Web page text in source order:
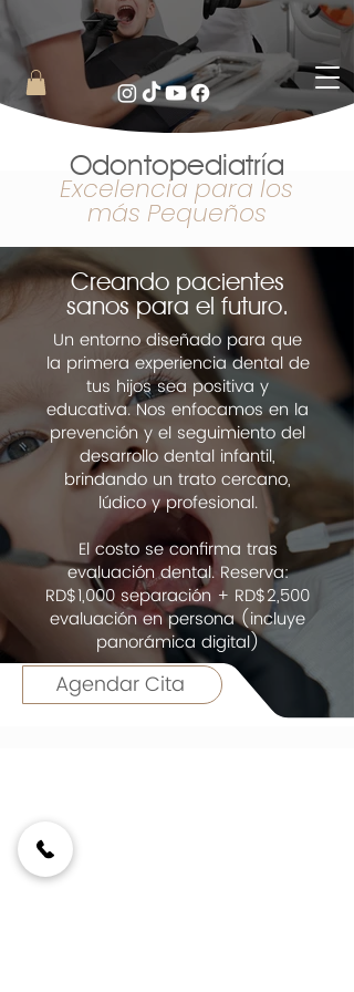
Odontopediatría
Excelencia para los
más Pequeños
Creando pacientes
sanos para el futuro.
Un entorno diseñado para que
la primera experiencia dental de
tus hijos sea positiva y
educativa. Nos enfocamos en la
prevención y el seguimiento del
desarrollo dental infantil,
brindando un trato cercano,
lúdico y profesional.
El costo se confirma tras
evaluación dental. Reserva:
RD$1,000 separación + RD$2,500
evaluación en persona (incluye
panorámica digital)
Agendar Cita